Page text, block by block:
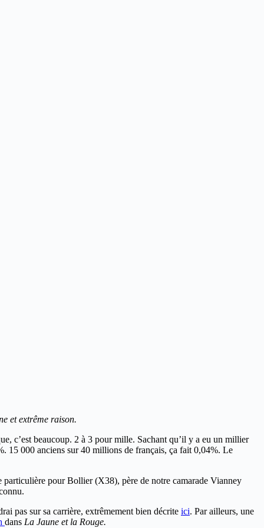
et extrême raison.
c’est beaucoup. 2 à 3 pour mille. Sachant qu’il y a eu un millier
15 000 anciens sur 40 millions de français, ça fait 0,04%. Le
pour Bollier (X38), père de notre camarade Vianney
pas sur sa carrière, extrêmement bien décrite ici. Par ailleurs, une
dans La Jaune et la Rouge.